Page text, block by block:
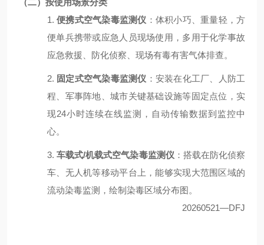
（二）按使用场景分类
1.便携式空气染毒监测仪 ：体积小巧、重量轻，方
便单兵携带或应急人员现场使用，多用于化学事故
应急救援、防化侦察、现场有毒有害气体排查。
2. 固定式空气染毒监测仪 ：安装在化工厂、人防工
程、军事阵地、城市关键基础设施等固定点位，实
现24小时连续在线监测，自动传输数据到监控中
心。
3.车载式/机载式空气染毒监测仪 ：搭载在防化侦察
车、无人机等移动平台上，能够实现大范围区域的
流动染毒监测，绘制染毒区域分布图。
20260521—DFJ